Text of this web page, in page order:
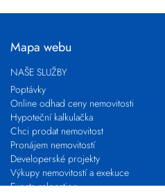
Mapa webu
NAŠE SLUŽBY
Poptávky
Online odhad ceny nemovitosti
Hypoteční kalkulačka
Chci prodat nemovitost
Pronájem nemovitostí
Developerské projekty
Výkupy nemovitostí a exekuce
Expats relocation